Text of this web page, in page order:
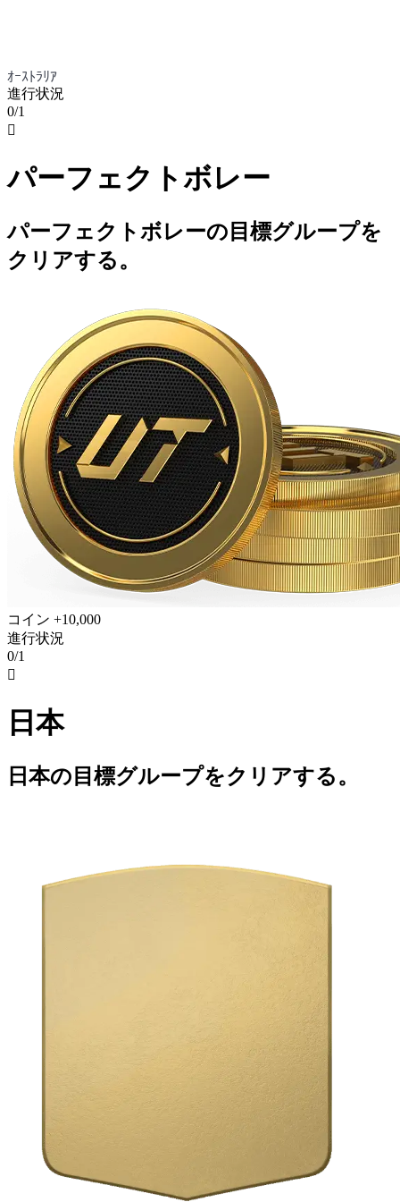
ｵｰｽﾄﾗﾘｱ
進行状況
0/1

パーフェクトボレー
パーフェクトボレーの目標グループを
クリアする。
コイン +10,000
進行状況
0/1

日本
日本の目標グループをクリアする。